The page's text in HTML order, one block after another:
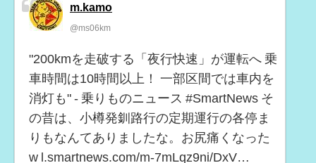
m.kamo
@ms06km
"200kmを走破する「夜行快速」が運転へ 乗
車時間は10時間以上！ 一部区間では車内を
消灯も" - 乗りものニュース #SmartNews そ
の昔は、小樽発釧路行の定期運行の各停ま
りもなんてありましたな。お尻痛くなった
w l.smartnews.com/m-7mLqz9ni/DxV…